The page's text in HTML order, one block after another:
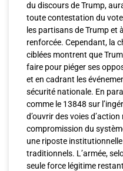
du discours de Trump,
toute contestation du
les partisans de Trump et
renforcée. Cependant, la
ciblées montrent que
faire pour piéger ses
et en cadrant les
sécurité nationale. En
comme le 13848 sur
d’ouvrir des voies
compromission du
une riposte
traditionnels. L’armée,
seule force légitime